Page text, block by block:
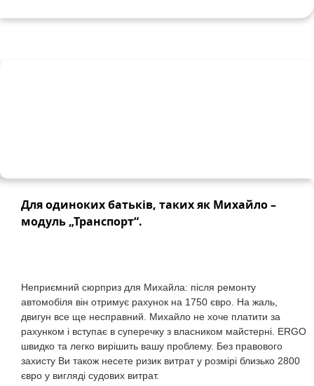
Для одиноких батьків, таких як Михайло –
модуль „Транспорт“.
Неприємний сюрприз для Михайла: після ремонту
автомобіля він отримує рахунок на 1750 євро. На жаль,
двигун все ще несправний. Михайло не хоче платити за
рахунком і вступає в суперечку з власником майстерні. ERGO
швидко та легко вирішить вашу проблему. Без правового
захисту Ви також несете ризик витрату розмірі близько 2800
євро у вигляді судових витрат.